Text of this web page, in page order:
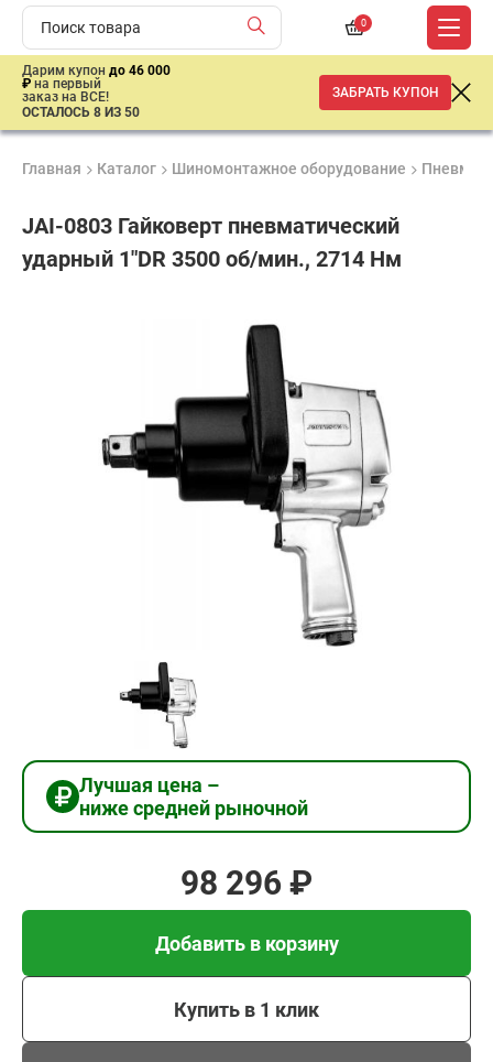
0
Дарим купон до 46 000
₽ на первый
заказ на ВСЕ!
ОСТАЛОСЬ 8 ИЗ 50
ЗАБРАТЬ КУПОН
Главная Каталог Шиномонтажное оборудование
JAI-0803 Гайковерт пневматический
ударный 1"DR 3500 об/мин., 2714 Нм
Доставка
от 2 дней
Лучшая цена –
ниже средней рыночной
98 296 ₽
Добавить в корзину
Купить в 1 клик
средней
рыночной
Добавить в корзину
Купить в 1 клик
В кредит от 3 277 руб/